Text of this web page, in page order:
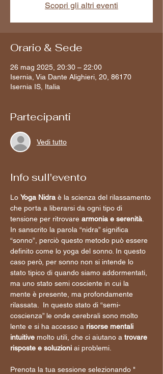
Scopri gli altri eventi
Orario & Sede
26 mag 2025, 20:30 – 22:00
Isernia, Via Dante Alighieri, 20, 86170
Isernia IS, Italia
Partecipanti
Vedi tutto
Info sull'evento
Lo Yoga Nidra è la scienza del rilassamento
che porta a liberarsi da ogni tipo di
tensione per ritrovare armonia e serenità
In sanscrito la parola “nidra” significa
“sonno”, perciò questo metodo può essere
definito come lo yoga del sonno. In questo
caso però, per sonno non si intende lo
stato tipico di quando siamo addormentati,
ma uno stato semi cosciente in cui la
mente è presente, ma profondamente
rilassata.  In questo stato di “semi-
coscienza” le onde cerebrali sono molto
lente e si ha accesso a risorse mentali
intuitive molto utili, che ci aiutano a trovare
risposte e soluzioni ai problemi.
Prenota la tua sessione selezionando "